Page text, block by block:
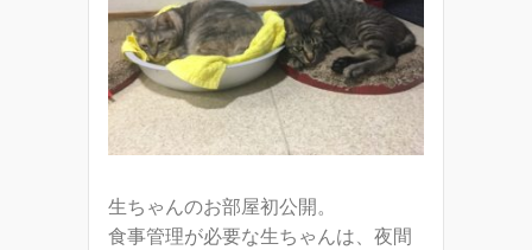
生ちゃんのお部屋初公開。
食事管理が必要な生ちゃんは、夜間